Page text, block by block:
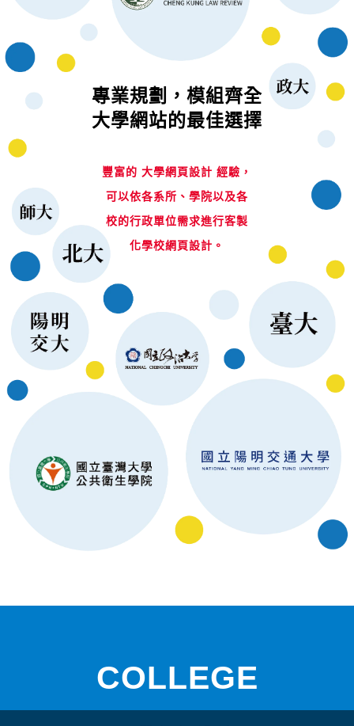
專業規劃，模組齊全
大學網站的最佳選擇
豐富的 大學網頁設計 經驗，
可以依各系所、學院以及各
校的行政單位需求進行客製
化學校網頁設計。
COLLEGE